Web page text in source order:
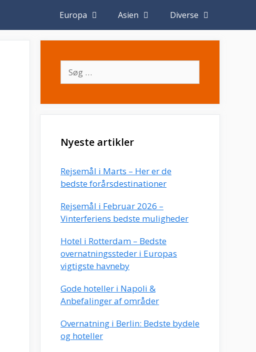
Europa Asien Diverse
efter:
Nyeste artikler
Rejsemål i Marts – Her er de
bedste forårsdestinationer
Rejsemål i Februar 2026 –
Vinterferiens bedste muligheder
Hotel i Rotterdam – Bedste
overnatningssteder i Europas
vigtigste havneby
Gode hoteller i Napoli &
Anbefalinger af områder
Overnatning i Berlin: Bedste bydele
og hoteller